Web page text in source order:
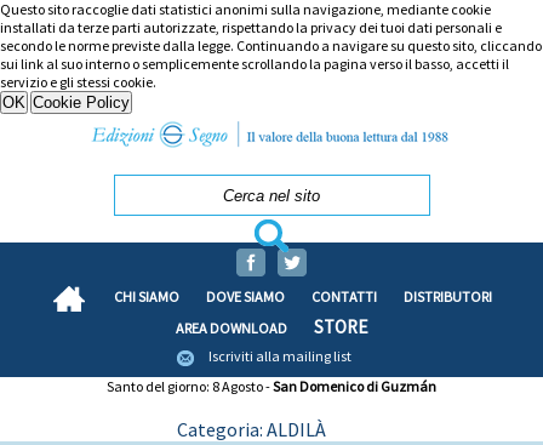
Questo sito raccoglie dati statistici anonimi sulla navigazione, mediante cookie
installati da terze parti autorizzate, rispettando la privacy dei tuoi dati personali e
secondo le norme previste dalla legge. Continuando a navigare su questo sito, cliccando
sui link al suo interno o semplicemente scrollando la pagina verso il basso, accetti il
servizio e gli stessi cookie.
CHI SIAMO DOVE SIAMO CONTATTI
DISTRIBUTORI
AREA DOWNLOAD
STORE
Iscriviti alla mailing list
Santo del giorno: 8 Agosto -San Domenico di Guzmán
Categoria: ALDILÀ